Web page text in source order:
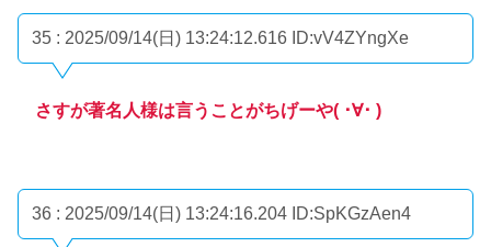
35 : 2025/09/14(日) 13:24:12.616 ID:vV4ZYngXe
さすが著名人様は言うことがちげーや( ･∀･ )ゞ
36 : 2025/09/14(日) 13:24:16.204 ID:SpKGzAen4